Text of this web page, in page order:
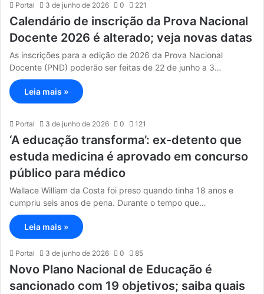
Portal 3 de junho de 2026 0 221
Calendário de inscrição da Prova Nacional
Docente 2026 é alterado; veja novas datas
As inscrições para a edição de 2026 da Prova Nacional
Docente (PND) poderão ser feitas de 22 de junho a 3…
Leia mais »
Portal 3 de junho de 2026 0 121
‘A educação transforma’: ex-detento que
estuda medicina é aprovado em concurso
público para médico
Wallace William da Costa foi preso quando tinha 18 anos e
cumpriu seis anos de pena. Durante o tempo que…
Leia mais »
Portal 3 de junho de 2026 0 85
Novo Plano Nacional de Educação é
sancionado com 19 objetivos; saiba quais